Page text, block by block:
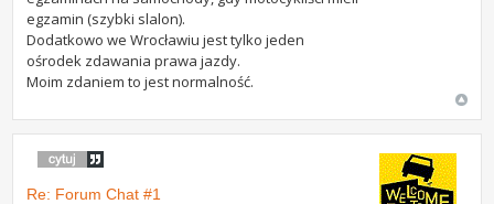
egzamin (szybki slalon).
Dodatkowo we Wrocławiu jest tylko jeden
ośrodek zdawania prawa jazdy.
Moim zdaniem to jest normalność.
Re: Forum Chat #1